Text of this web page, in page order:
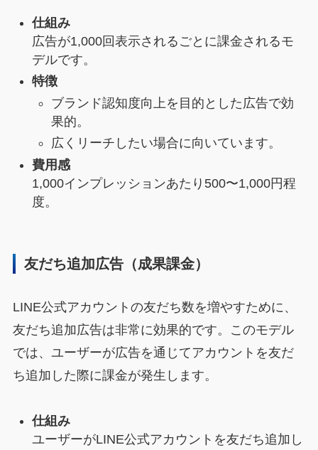
仕組み
広告が1,000回表示されるごとに課金されるモ
デルです。
特徴
ブランド認知度向上を目的とした広告で効
果的。
広くリーチしたい場合に向いています。
費用感
1,000インプレッションあたり500〜1,000円程
度。
友だち追加広告（成果課金）
LINE公式アカウントの友だち数を増やすために、
友だち追加広告は非常に効果的です。このモデル
では、ユーザーが広告を通じてアカウントを友だ
ち追加した際に課金が発生します。
仕組み
ユーザーがLINE公式アカウントを友だち追加し